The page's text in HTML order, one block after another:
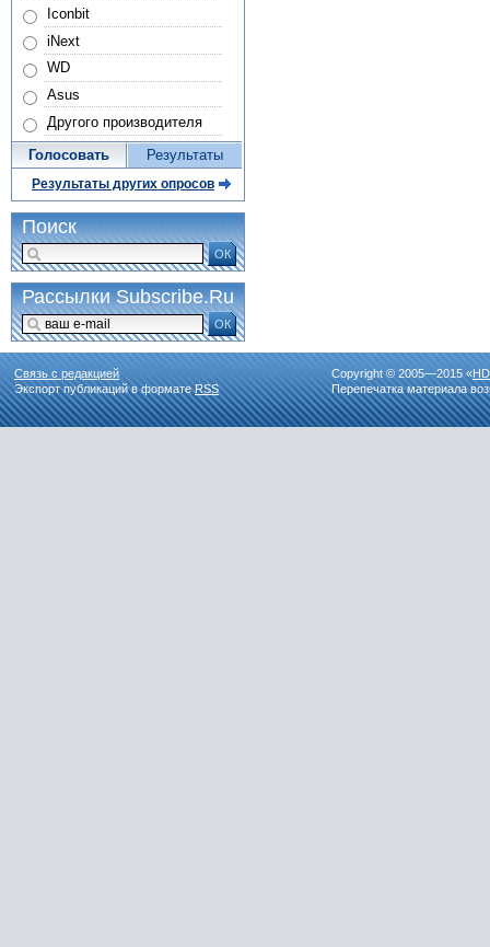
Iconbit
iNext
WD
Asus
Другого производителя
Голосовать Результаты
Результаты других опросов
Поиск
ОК
Рассылки Subscribe.Ru
ОК
Связь с редакцией
Экспорт публикаций в форматеRSS
Copyright © 2005—2015 «
Перепечатка материала